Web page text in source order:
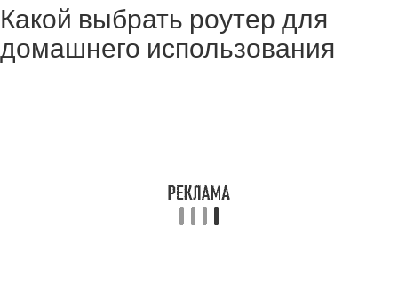
Какой выбрать роутер для
домашнего использования